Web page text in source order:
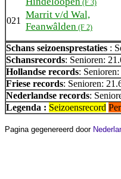
(F 3)
021
Marrit v/d Wal,
Feanwâlden (F 2)
Schans seizoensprestaties :
Schansrecords: Senioren:
Hollandse records:
Friese records: Senioren:
Nederlandse records:
Legenda : Seizoensrecord
Pagina gegenereerd door